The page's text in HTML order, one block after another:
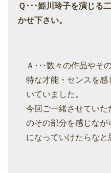
Ｑ･･･姫川玲子を演じる
かせ下さい。
Ａ･･･数々の作品やそ
特な才能・センスを
いていました。
今回ご一緒させていた
のその部分を感じなが
になっていけたらなと